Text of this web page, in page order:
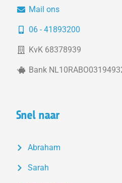
Mail ons
06 - 41893200
KvK 68378939
Bank
Snel naar
Abraham
Sarah